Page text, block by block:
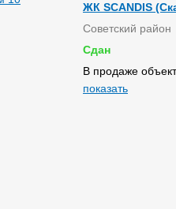
ЖК SCANDIS
Советский район
Сдан
В продаже
показать